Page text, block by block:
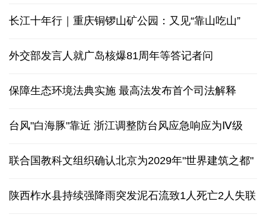
长江十年行｜重庆铜锣山矿公园：又见“靠山吃山”
外交部发言人就广岛核爆81周年等答记者问
保障生态环境法典实施 最高法发布首个司法解释
台风"白海豚"靠近 浙江调整防台风应急响应为Ⅳ级
联合国教科文组织确认北京为2029年"世界建筑之都"
陕西柞水县持续强降雨突发泥石流致1人死亡2人失联